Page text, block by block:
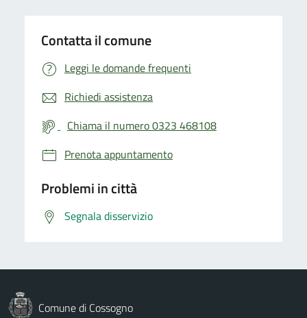
Contatta il comune
Leggi le domande frequenti
Richiedi assistenza
Chiama il numero 0323 468108
Prenota appuntamento
Problemi in città
Segnala disservizio
Comune di Cossogno